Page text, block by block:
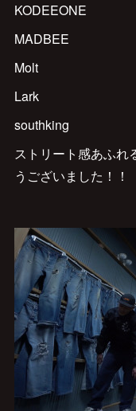
KODEEONE
MADBEE
Molt
Lark
southking
ストリート感あふれ
うございました！！